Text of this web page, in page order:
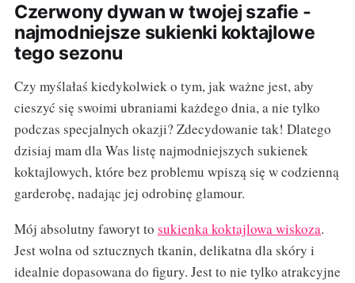
Czerwony dywan w twojej szafie -
najmodniejsze sukienki koktajlowe
tego sezonu
Czy myślałaś kiedykolwiek o tym, jak ważne jest, aby
cieszyć się swoimi ubraniami każdego dnia, a nie tylko
podczas specjalnych okazji? Zdecydowanie tak! Dlatego
dzisiaj mam dla Was listę najmodniejszych sukienek
koktajlowych, które bez problemu wpiszą się w codzienną
garderobę, nadając jej odrobinę glamour.
Mój absolutny faworyt to sukienka koktajlowa wiskoza.
Jest wolna od sztucznych tkanin, delikatna dla skóry i
idealnie dopasowana do figury. Jest to nie tylko atrakcyjne